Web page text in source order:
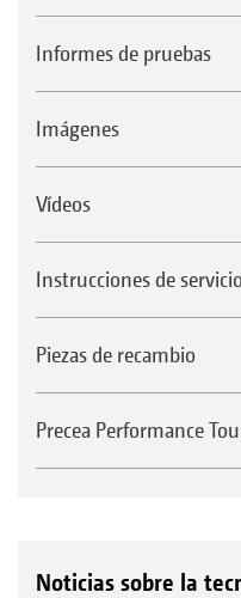
Informes de pruebas
Imágenes
Vídeos
Instrucciones de
Piezas de recambio
Precea Performance
Noticias sobre la